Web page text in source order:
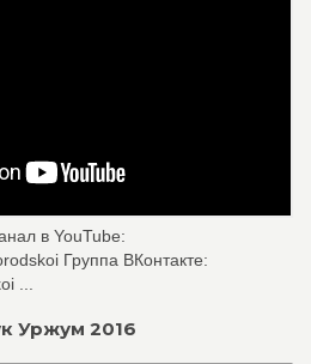
в YouTube:
Группа ВКонтакте:
...
Уржум 2016